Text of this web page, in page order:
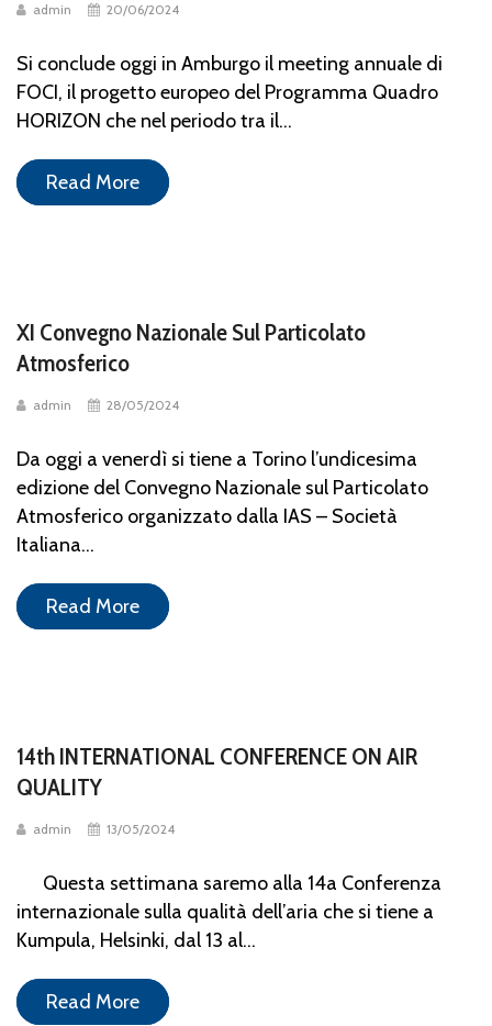
admin 20/06/2024
Si conclude oggi in Amburgo il meeting annuale di
FOCI, il progetto europeo del Programma Quadro
HORIZON che nel periodo tra il...
Read More
XI Convegno Nazionale Sul Particolato
Atmosferico
admin 28/05/2024
Da oggi a venerdì si tiene a Torino l’undicesima
edizione del Convegno Nazionale sul Particolato
Atmosferico organizzato dalla IAS – Società
Italiana...
Read More
14th INTERNATIONAL CONFERENCE ON AIR
QUALITY
admin 13/05/2024
Questa settimana saremo alla 14a Conferenza
internazionale sulla qualità dell’aria che si tiene a
Kumpula, Helsinki, dal 13 al...
Read More